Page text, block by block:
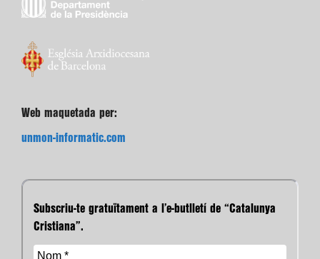
Web maquetada per:
unmon-informatic.com
Subscriu-te gratuïtament a l’e-butlletí de “Catalunya
Cristiana”.